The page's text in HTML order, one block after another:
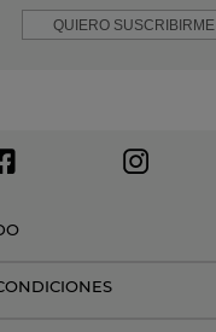
QUIERO SUSCRIBIRME